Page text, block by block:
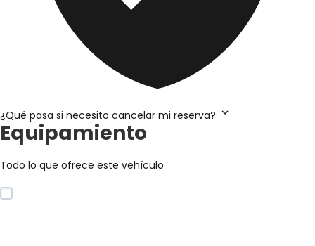
¿Qué pasa si necesito cancelar mi reserva?
Equipamiento
Todo lo que ofrece este vehículo